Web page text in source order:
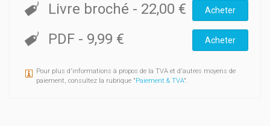
Livre broché - 22,00 € Acheter
PDF - 9,99 € Acheter
Pour plus d'informations à propos de la TVA et d'autres moyens de
paiement, consultez la rubrique "Paiement & TVA".